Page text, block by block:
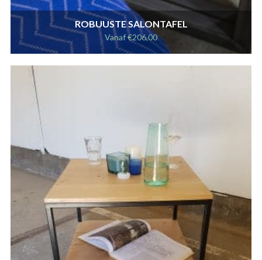
ROBUUSTE SALONTAFEL
Vanaf€206,00